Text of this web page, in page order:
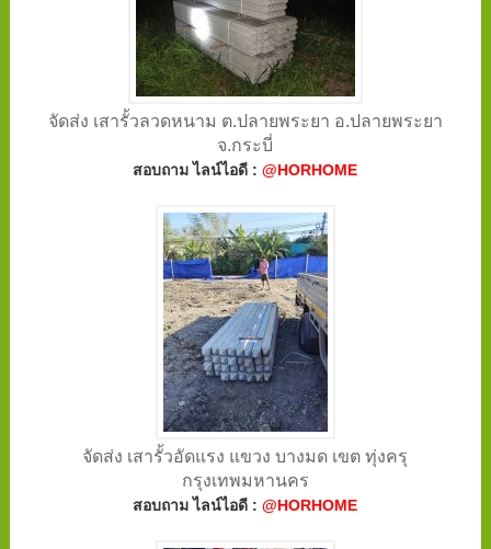
จัดส่ง เสารั้วลวดหนาม ต.ปลายพระยา อ.ปลายพระยา
จ.กระบี่
สอบถาม ไลน์ไอดี :@HORHOME
จัดส่ง เสารั้วอัดแรง แขวง บางมด เขต ทุ่งครุ
กรุงเทพมหานคร
สอบถาม ไลน์ไอดี :@HORHOME